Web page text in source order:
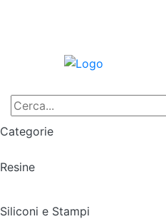
Categorie
Resine
Siliconi e Stampi